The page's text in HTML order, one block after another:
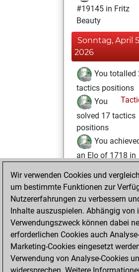
#19145 in Fritz
Beauty
Sonntag, April
2026
You totalled
tactics positions
You
solved 17 tactics
positions
You
an Elo of 1718 in
Sonntag, März
2025
You
BeautyScore of 4
You
achieved a new
Wir verwenden Cookies und
um bestimmte Funktionen zur
Nutzererfahrungen zu verbessern
Inhalte auszuspielen. Abhängig von
Verwendungszweck können dabei
erforderlichen Cookies auch
Marketing-Cookies eingesetzt
Verwendung von Analyse-Cookies